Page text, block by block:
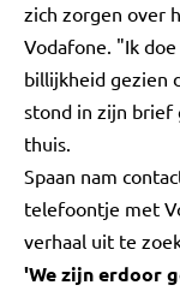
zich zorgen over
Vodafone. "Ik
billijkheid gezien
stond in zijn brief
thuis.
Spaan nam
telefoontje met
verhaal uit te
'We zijn erdoor